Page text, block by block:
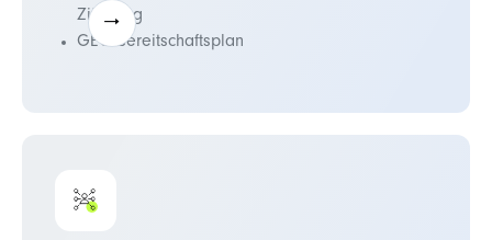
Zitierung
GEO-Bereitschaftsplan